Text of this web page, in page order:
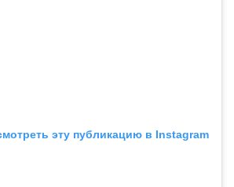
эту публикацию в Instagram